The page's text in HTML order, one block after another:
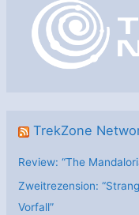
TrekZone
Review: “The
Zweitrezension:
Vorfall”